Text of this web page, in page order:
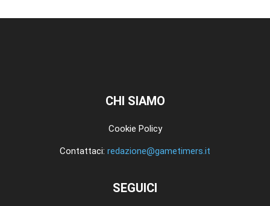
CHI SIAMO
Cookie Policy
Contattaci: redazione@gametimers.it
SEGUICI